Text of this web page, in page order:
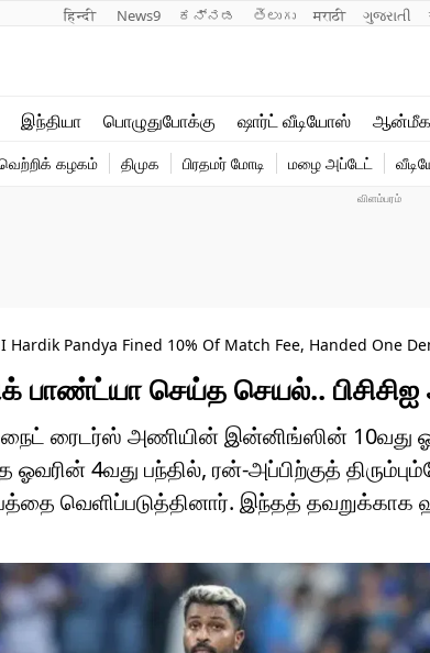
हिन्दी News9 ಕನ್ನಡ తెలుగు मराठी ગુજરાતી
இந்தியா பொழுதுபோக்கு ஷார்ட் வீடியோஸ்
வணிகம்
கழகம் திமுக பிரதமர் மோடி மழை அப்டேட்
Hardik Pandya Fined 10% Of Match Fee, Handed One
செய்த செயல்.. பிசிசிஐ
ரைடர்ஸ் அணியின் இன்னிங்ஸின் 10வது
4வது பந்தில், ரன்-அப்பிற்குத்
வெளிப்படுத்தினார். இந்தத் தவறுக்காக